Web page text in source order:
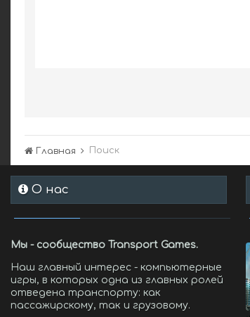
Главная Поиск
О нас
Мы - сообщество Transport Games.
Наш главный интерес - компьютерные
игры, в которых одна из главных ролей
отведена транспорту: как
пассажирскому, так и грузовому.